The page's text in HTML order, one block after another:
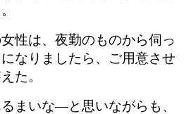
性は、夜勤のものから伺っ
なりましたら、ご用意させ
た。
まいな—と思いながらも、